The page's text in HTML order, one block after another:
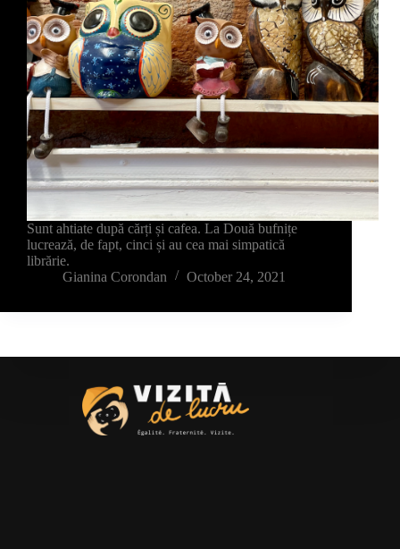
Sunt ahtiate după cărți și cafea. La Două bufnițe
lucrează, de fapt, cinci și au cea mai simpatică
librărie.
Gianina Corondan
October 24, 2021